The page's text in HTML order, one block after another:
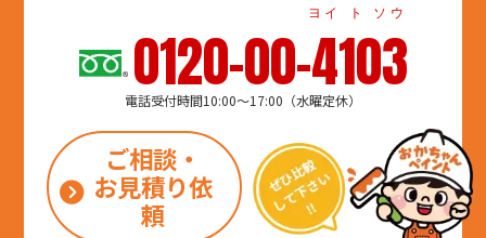
0120-00-4103
ヨイ ト ソウ
電話受付時間10:00～17:00（水曜定休）
ご相談・
お見積り依
頼